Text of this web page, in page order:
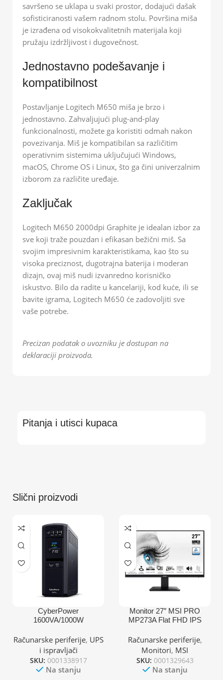
savršeno se uklapa u svaki prostor, dodajući dašak
sofisticiranosti vašem radnom stolu. Površina miša
je izrađena od visokokvalitetnih materijala koji
pružaju izdržljivost i dugovečnost.
Jednostavno podešavanje i
kompatibilnost
Postavljanje Logitech M650 miša je brzo i
jednostavno. Zahvaljujući plug-and-play
funkcionalnosti, možete ga koristiti odmah nakon
povezivanja. Miš je kompatibilan sa različitim
operativnim sistemima uključujući Windows,
macOS, Chrome OS i Linux, što ga čini univerzalnim
izborom za različite uređaje.
Zaključak
Logitech M650 2000dpi Graphite je idealan izbor za
sve koji traže pouzdan i efikasan bežični miš. Sa
svojim impresivnim karakteristikama, kao što su
visoka preciznost, dugotrajna baterija i moderan
dizajn, ovaj miš nudi izvanredno korisničko
iskustvo. Bilo da radite u kancelariji, kod kuće, ili se
bavite igrama, Logitech M650 će zadovoljiti sve
vaše potrebe.
Precizan podatak o uvozniku je dostupan na
deklaraciji proizvoda.
Pitanja i utisci kupaca
Slični proizvodi
CyberPower
1600VA/1000W
Računarske periferije, UPS
i ispravljači
SKU: 0001338917
Na stanju
Monitor 27″ MSI PRO
MP273A Flat FHD IPS
Računarske periferije,
Monitori, MSI
SKU: 0001329643
Na stanju